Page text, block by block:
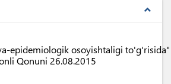
expand_less
epidemiologik osoyishtaligi
Qonuni 26.08.2015